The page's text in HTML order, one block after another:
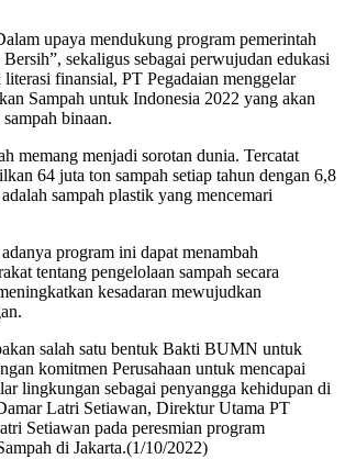
upaya mendukung program pemerintah
sekaligus sebagai perwujudan edukasi
finansial, PT Pegadaian menggelar
Sampah untuk Indonesia 2022 yang akan
binaan.
memang menjadi sorotan dunia. Tercatat
64 juta ton sampah setiap tahun dengan 6,8
sampah plastik yang mencemari
program ini dapat menambah
tentang pengelolaan sampah secara
kesadaran mewujudkan
salah satu bentuk Bakti BUMN untuk
komitmen Perusahaan untuk mencapai
lingkungan sebagai penyangga kehidupan di
Latri Setiawan, Direktur Utama PT
Setiawan pada peresmian program
di Jakarta.(1/10/2022)